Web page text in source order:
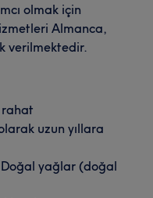
olmak için
Almanca,
verilmektedir.
rahat
uzun yıllara
yağlar (doğal